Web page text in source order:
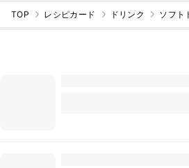
TOP レシピカード ドリンク ソフト